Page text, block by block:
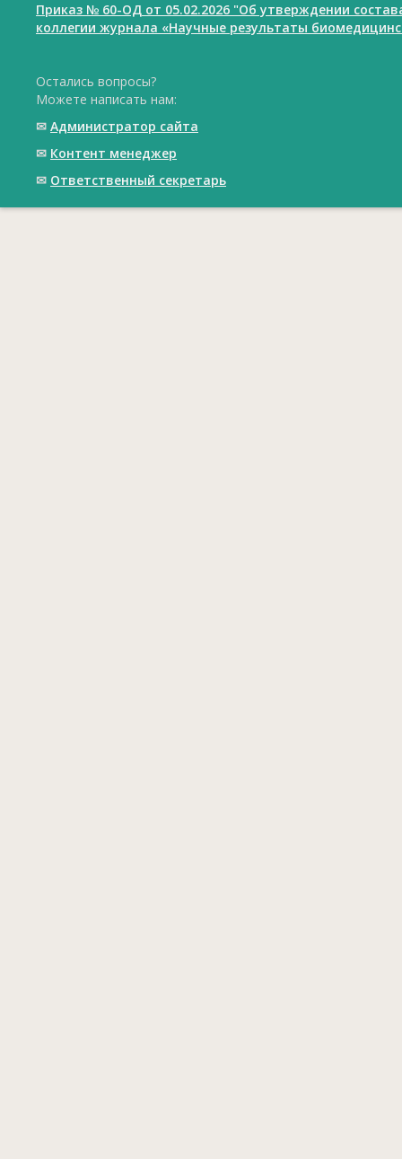
Приказ № 60-ОД от 05.02.2026 "Об утверждении
коллегии журнала «Научные результаты
Остались вопросы?
Можете написать нам:
✉ Администратор сайта
✉ Контент менеджер
✉ Ответственный cекретарь